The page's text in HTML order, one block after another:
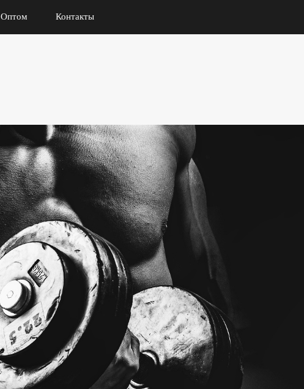
Оптом Контакты